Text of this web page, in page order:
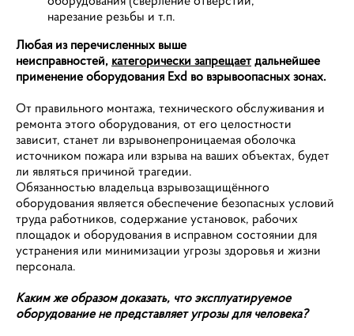
нарезание резьбы и т.п.
Любая из перечисленных выше
неисправностей, категорически запрещает дальнейшее
применение оборудования Exd во взрывоопасных зонах.
От правильного монтажа, технического обслуживания и
ремонта этого оборудования, от его целостности
зависит, станет ли взрывонепроницаемая оболочка
источником пожара или взрыва на ваших объектах, будет
ли являться причиной трагедии.
Обязанностью владельца взрывозащищённого
оборудования является обеспечение безопасных условий
труда работников, содержание установок, рабочих
площадок и оборудования в исправном состоянии для
устранения или минимизации угрозы здоровья и жизни
персонала.
Каким же образом доказать, что эксплуатируемое
оборудование не представляет угрозы для человека?